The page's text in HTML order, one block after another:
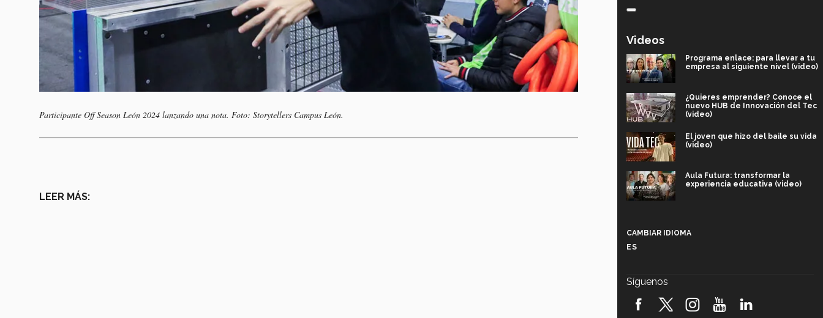
Participante Off Season León 2024 lanzando una nota. Foto: Storytellers Campus León.
LEER MÁS:
Videos
Programa enlace: para llevar a tu
empresa al siguiente nivel (video)
¿Quieres emprender? Conoce el
nuevo HUB de Innovación del Tec
(video)
El joven que hizo del baile su vida
(video)
Aula Futura: transformar la
experiencia educativa (video)
robótica FIRST 2026! (video)
CAMBIAR IDIOMA
ES
Síguenos